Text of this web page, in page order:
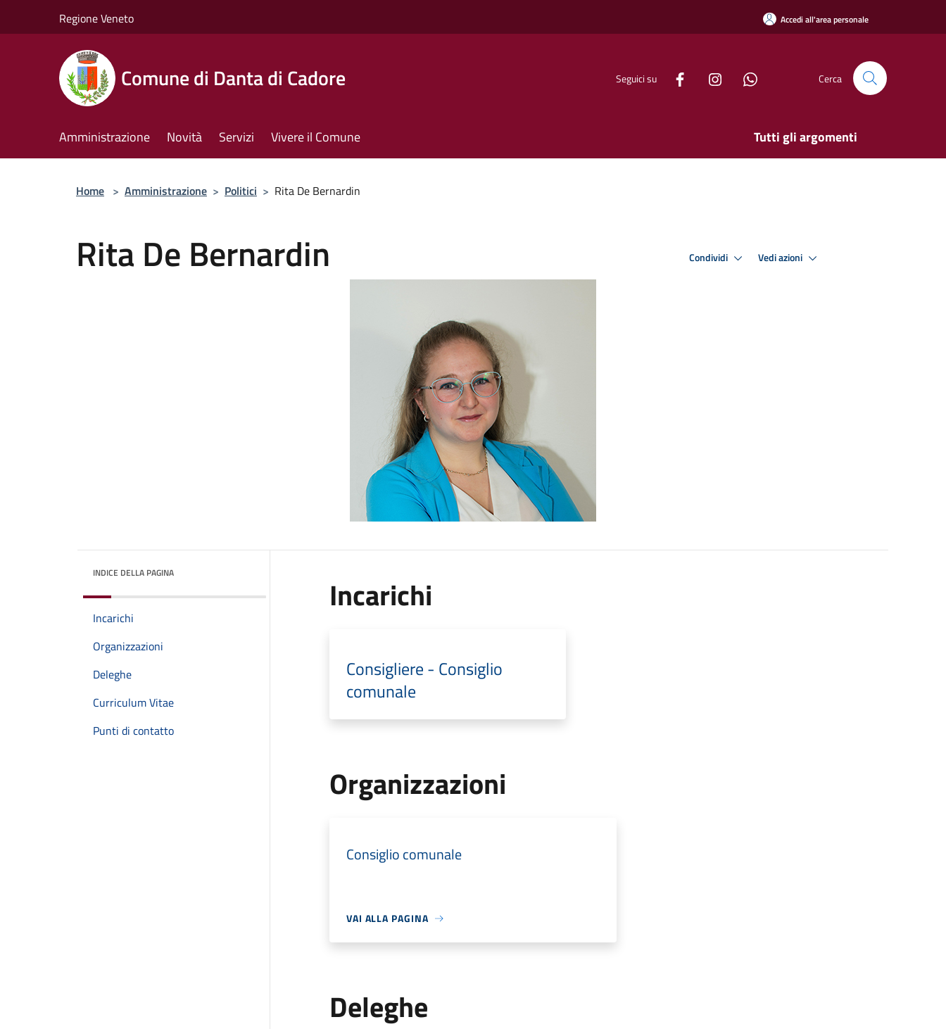
Regione Veneto Accedi all'area personale
Comune di Danta di Cadore Seguici su Cerca
Amministrazione Novità Servizi Vivere il Comune Tutti gli argomenti
Home > Amministrazione > Politici > Rita De Bernardin
Rita De Bernardin Condividi Vedi azioni
INDICE DELLA PAGINA
Incarichi
Organizzazioni
Deleghe
Curriculum Vitae
Punti di contatto
Incarichi
Consigliere - Consiglio
comunale
Organizzazioni
Consiglio comunale
VAI ALLA PAGINA
Deleghe